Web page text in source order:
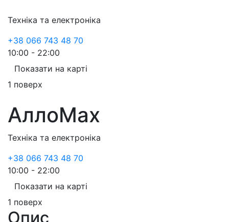
Техніка та електроніка
+38 066 743 48 70
10:00 - 22:00
Показати на карті
1 поверх
АллоMax
Техніка та електроніка
+38 066 743 48 70
10:00 - 22:00
Показати на карті
1 поверх
Опис